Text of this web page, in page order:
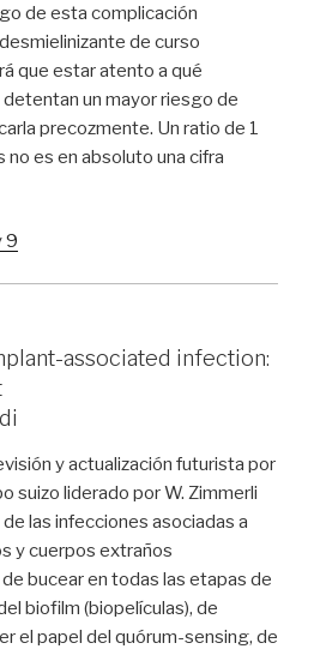
de esta complicación
de curso
que estar atento a qué
un mayor riesgo de
precozmente. Un ratio de 1
es en absoluto una cifra
9
associated infection:
y actualización futurista por
suizo liderado por W. Zimmerli
las infecciones asociadas a
y cuerpos extraños
bucear en todas las etapas de
biofilm (biopelículas), de
el papel del quórum-sensing, de